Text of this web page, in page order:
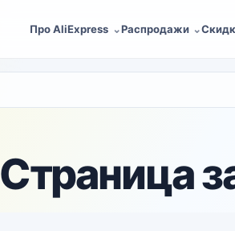
Про AliExpress Распродажи
Страница